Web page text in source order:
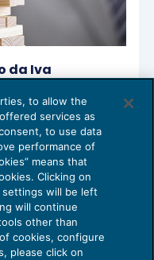
da Iva
to allow the
services as
to use data
performance of
means that
Clicking on
settings will be left
will continue
other than
cookies, configure
please click on